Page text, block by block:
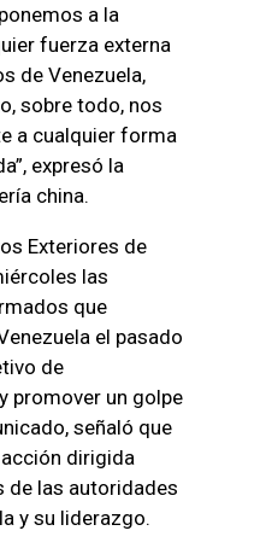
a la
fuerza externa
de Venezuela,
sobre todo, nos
a cualquier forma
expresó la
china.
Exteriores de
las
que
el pasado
de
promover un golpe
señaló que
dirigida
de las autoridades
y su liderazgo.